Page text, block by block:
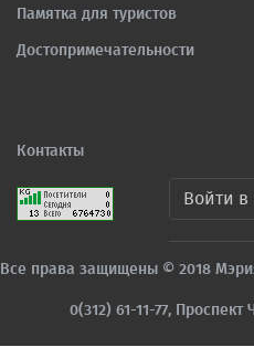
Памятка для туристов
Достопримечательности
Контакты
Войти в
Все права защищены © 2018
0(312) 61-11-77, Проспект